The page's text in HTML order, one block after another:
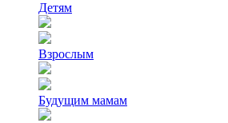
Детям
Взрослым
Будущим мамам